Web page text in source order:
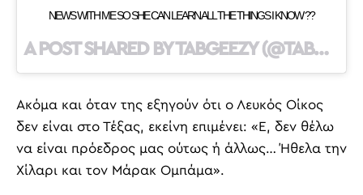
NEWS WITH ME SO SHE CAN LEARN ALL THE THINGS I KNOW ??
A POST SHARED BY TABGEEZY (@TABGEEZY) ON
Ακόμα και όταν της εξηγούν ότι ο Λευκός Οίκος
δεν είναι στο Τέξας, εκείνη επιμένει: «Ε, δεν θέλω
να είναι πρόεδρος μας ούτως ή άλλως… Ήθελα την
Χίλαρι και τον Μάρακ Ομπάμα».